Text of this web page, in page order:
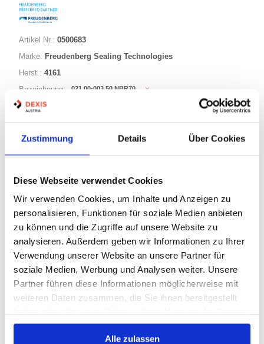
Zustimmung Details Über Cookies
Diese Webseite verwendet Cookies
Wir verwenden Cookies, um Inhalte und Anzeigen zu
personalisieren, Funktionen für soziale Medien anbieten
zu können und die Zugriffe auf unsere Website zu
analysieren. Außerdem geben wir Informationen zu Ihrer
Verwendung unserer Website an unsere Partner für
soziale Medien, Werbung und Analysen weiter. Unsere
Partner führen diese Informationen möglicherweise mit
weiteren Daten zusammen, die Sie ihnen bereitgestellt
gesammelt haben.
Alle zulassen
Artikel Nr.: 0500683
Marke: Freudenberg Sealing Technologies
Herst.: 4161
Bezeichnung:
021,00-003,50 NBR70
ID: 21,00mm
STK Warenkorb
Auf Lager
Print
PRODUKTBESCHREIBUNG